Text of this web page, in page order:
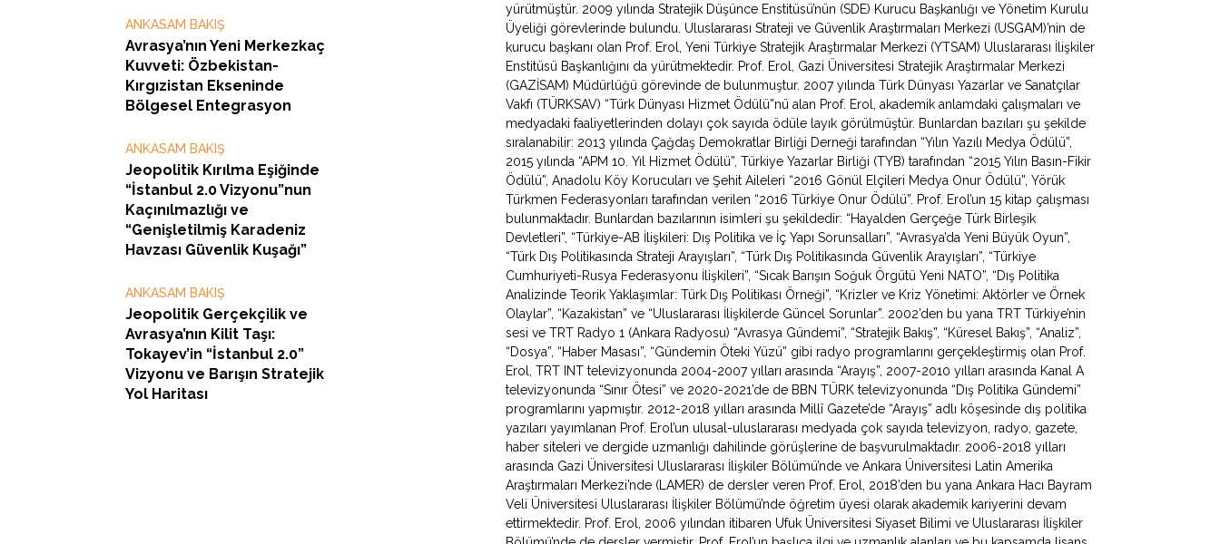
ANKASAM BAKIŞ
Avrasya’nın Yeni Merkezkaç
Kuvveti: Özbekistan-
Kırgızistan Ekseninde
Bölgesel Entegrasyon
ANKASAM BAKIŞ
Jeopolitik Kırılma Eşiğinde
“İstanbul 2.0 Vizyonu”nun
Kaçınılmazlığı ve
“Genişletilmiş Karadeniz
Havzası Güvenlik Kuşağı”
ANKASAM BAKIŞ
Jeopolitik Gerçekçilik ve
Avrasya’nın Kilit Taşı:
Tokayev’in “İstanbul 2.0”
Vizyonu ve Barışın Stratejik
Yol Haritası
yürütmüştür. 2009 yılında Stratejik Düşünce Enstitüsü’nün (SDE) Kurucu Başkanlığı ve Yönetim Kurulu
Üyeliği görevlerinde bulundu. Uluslararası Strateji ve Güvenlik Araştırmaları Merkezi (USGAM)’nin de
kurucu başkanı olan Prof. Erol, Yeni Türkiye Stratejik Araştırmalar Merkezi (YTSAM) Uluslararası İlişkiler
Enstitüsü Başkanlığını da yürütmektedir. Prof. Erol, Gazi Üniversitesi Stratejik Araştırmalar Merkezi
(GAZİSAM) Müdürlüğü görevinde de bulunmuştur. 2007 yılında Türk Dünyası Yazarlar ve Sanatçılar
Vakfı (TÜRKSAV) “Türk Dünyası Hizmet Ödülü”nü alan Prof. Erol, akademik anlamdaki çalışmaları ve
medyadaki faaliyetlerinden dolayı çok sayıda ödüle layık görülmüştür. Bunlardan bazıları şu şekilde
sıralanabilir: 2013 yılında Çağdaş Demokratlar Birliği Derneği tarafından “Yılın Yazılı Medya Ödülü”,
2015 yılında “APM 10. Yıl Hizmet Ödülü”, Türkiye Yazarlar Birliği (TYB) tarafından “2015 Yılın Basın-Fikir
Ödülü”, Anadolu Köy Korucuları ve Şehit Aileleri “2016 Gönül Elçileri Medya Onur Ödülü”, Yörük
Türkmen Federasyonları tarafından verilen “2016 Türkiye Onur Ödülü”. Prof. Erol’un 15 kitap çalışması
bulunmaktadır. Bunlardan bazılarının isimleri şu şekildedir: “Hayalden Gerçeğe Türk Birleşik
Devletleri”, “Türkiye-AB İlişkileri: Dış Politika ve İç Yapı Sorunsalları”, “Avrasya’da Yeni Büyük Oyun”,
“Türk Dış Politikasında Strateji Arayışları”, “Türk Dış Politikasında Güvenlik Arayışları”, “Türkiye
Cumhuriyeti-Rusya Federasyonu İlişkileri”, “Sıcak Barışın Soğuk Örgütü Yeni NATO”, “Dış Politika
Analizinde Teorik Yaklaşımlar: Türk Dış Politikası Örneği”, “Krizler ve Kriz Yönetimi: Aktörler ve Örnek
Olaylar”, “Kazakistan” ve “Uluslararası İlişkilerde Güncel Sorunlar”. 2002’den bu yana TRT Türkiye’nin
sesi ve TRT Radyo 1 (Ankara Radyosu) “Avrasya Gündemi”, “Stratejik Bakış”, “Küresel Bakış”, “Analiz”,
“Dosya”, “Haber Masası”, “Gündemin Öteki Yüzü” gibi radyo programlarını gerçekleştirmiş olan Prof.
Erol, TRT INT televizyonunda 2004-2007 yılları arasında “Arayış”, 2007-2010 yılları arasında Kanal A
televizyonunda “Sınır Ötesi” ve 2020-2021’de de BBN TÜRK televizyonunda “Dış Politika Gündemi”
programlarını yapmıştır. 2012-2018 yılları arasında Millî Gazete’de “Arayış” adlı köşesinde dış politika
yazıları yayımlanan Prof. Erol’un ulusal-uluslararası medyada çok sayıda televizyon, radyo, gazete,
haber siteleri ve dergide uzmanlığı dahilinde görüşlerine de başvurulmaktadır. 2006-2018 yılları
arasında Gazi Üniversitesi Uluslararası İlişkiler Bölümü’nde ve Ankara Üniversitesi Latin Amerika
Araştırmaları Merkezi’nde (LAMER) de dersler veren Prof. Erol, 2018’den bu yana Ankara Hacı Bayram
Veli Üniversitesi Uluslararası İlişkiler Bölümü’nde öğretim üyesi olarak akademik kariyerini devam
ettirmektedir. Prof. Erol, 2006 yılından itibaren Ufuk Üniversitesi Siyaset Bilimi ve Uluslararası İlişkiler